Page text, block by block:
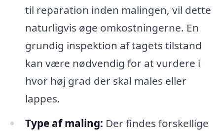
til reparation inden malingen, vil dette
naturligvis øge omkostningerne. En
grundig inspektion af tagets tilstand
kan være nødvendig for at vurdere i
hvor høj grad der skal males eller
lappes.
Type af maling: Der findes forskellige